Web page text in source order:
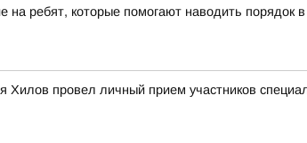
ребят, которые помогают наводить порядок в
Хилов провел личный прием участников